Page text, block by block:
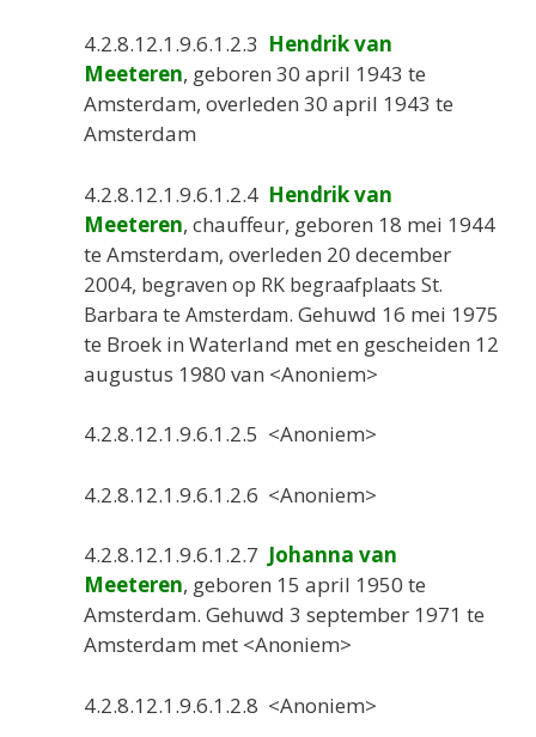
4.2.8.12.1.9.6.1.2.3 Hendrik van
Meeteren, geboren 30 april 1943 te
Amsterdam, overleden 30 april 1943 te
Amsterdam
4.2.8.12.1.9.6.1.2.4 Hendrik van
Meeteren, chauffeur, geboren 18 mei 1944
te Amsterdam, overleden 20 december
2004, begraven op RK begraafplaats St.
Barbara te Amsterdam. Gehuwd 16 mei 1975
te Broek in Waterland met en gescheiden 12
augustus 1980 van <Anoniem>
4.2.8.12.1.9.6.1.2.5 <Anoniem>
4.2.8.12.1.9.6.1.2.6 <Anoniem>
4.2.8.12.1.9.6.1.2.7 Johanna van
Meeteren, geboren 15 april 1950 te
Amsterdam. Gehuwd 3 september 1971 te
Amsterdam met <Anoniem>
4.2.8.12.1.9.6.1.2.8 <Anoniem>